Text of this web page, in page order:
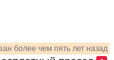
более чем пять лет назад